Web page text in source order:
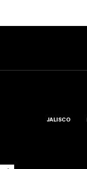
JALISCO